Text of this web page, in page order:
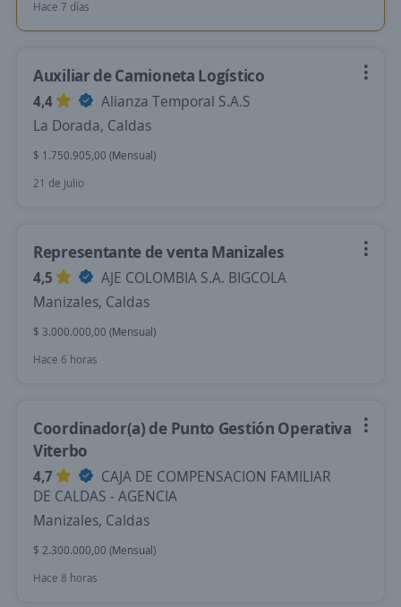
Hace 7 días
Auxiliar de Camioneta Logístico
4,4
Alianza Temporal S.A.S
La Dorada, Caldas
$ 1.750.905,00 (Mensual)
21 de julio
Representante de venta Manizales
4,5
AJE COLOMBIA S.A. BIGCOLA
Manizales, Caldas
$ 3.000.000,00 (Mensual)
Hace 6 horas
Coordinador(a) de Punto Gestión Operativa
Viterbo
4,7
CAJA DE COMPENSACION FAMILIAR
DE CALDAS - AGENCIA
Manizales, Caldas
$ 2.300.000,00 (Mensual)
Hace 8 horas